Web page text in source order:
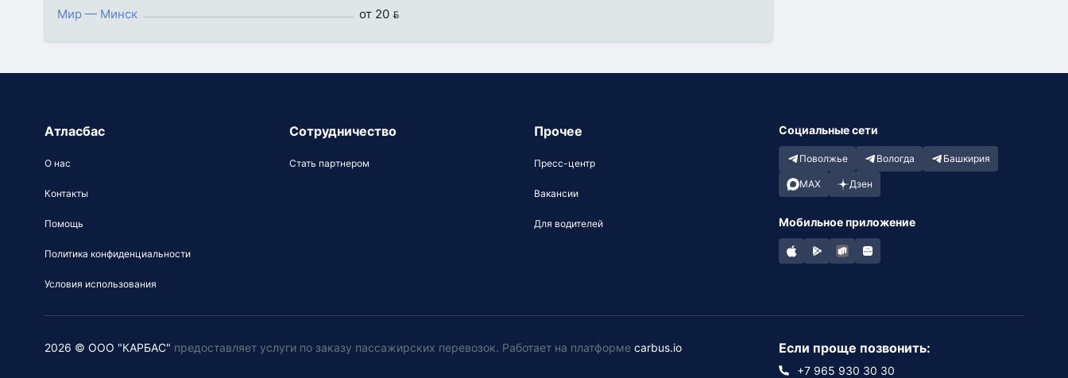
Мир — Минск
от 20 
Атласбас
О нас
Контакты
Помощь
Политика конфиденциальности
Условия использования
Сотрудничество
Стать партнером
Прочее
Пресс-центр
Вакансии
Для водителей
Социальные сети
Поволжье Вологда Башкирия
MAX Дзен
Мобильное приложение
2026 © ООО "КАРБАС" предоставляет услуги по заказу пассажирских перевозок. Работает на платформе carbus.io Если проще позвонить:
+7 965 930 30 30